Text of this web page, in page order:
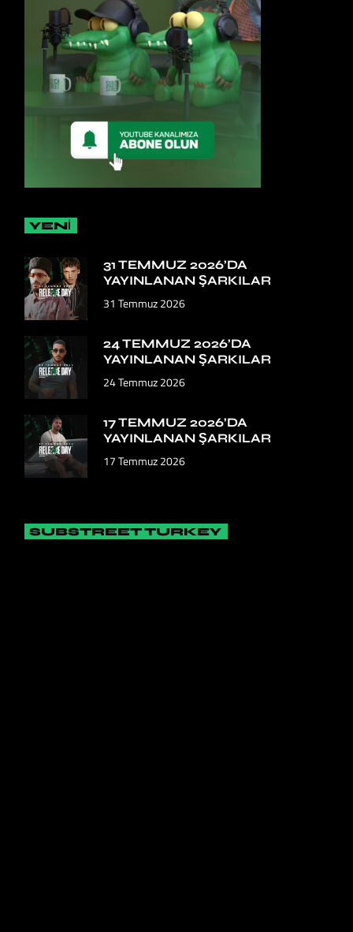
YENİ
31 TEMMUZ 2026’DA
YAYINLANAN ŞARKILAR
31 Temmuz 2026
24 TEMMUZ 2026’DA
YAYINLANAN ŞARKILAR
24 Temmuz 2026
17 TEMMUZ 2026’DA
YAYINLANAN ŞARKILAR
17 Temmuz 2026
SUBSTREET TURKEY